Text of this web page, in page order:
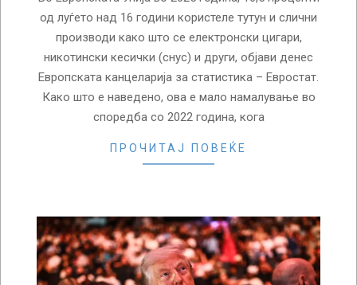
од луѓето над 16 години користеле тутун и слични
производи како што се електронски цигари,
никотински кесички (снус) и други, објави денес
Европската канцеларија за статистика – Евростат.
Како што е наведено, ова е мало намалување во
споредба со 2022 година, кога
ПРОЧИТАЈ ПОВЕЌЕ